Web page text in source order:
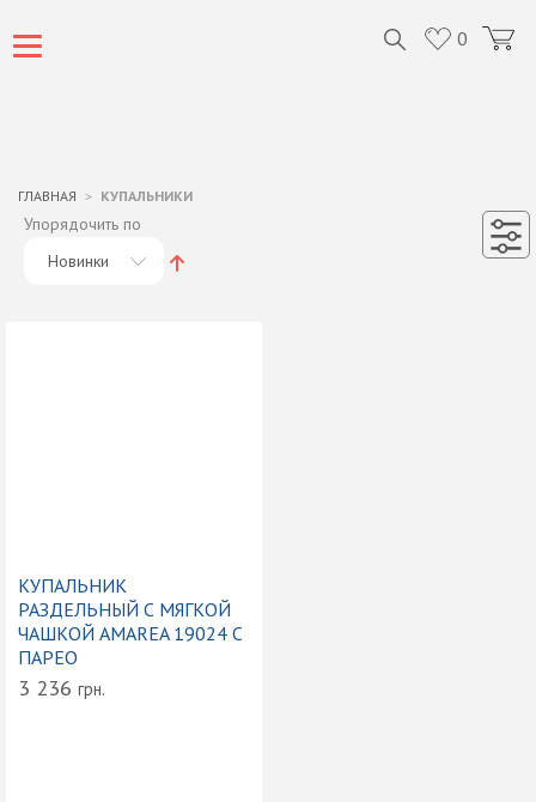
0
ГЛАВНАЯ КУПАЛЬНИКИ
Упорядочить по
Новинки
КУПАЛЬНИК
РАЗДЕЛЬНЫЙ С МЯГКОЙ
ЧАШКОЙ AMAREA 19024 С
ПАРЕО
3 236 грн.